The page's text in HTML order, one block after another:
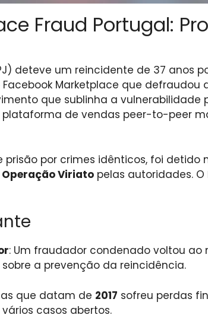
Fraud Portugal:
deteve um reincidente de 37 anos
Marketplace que defraudou
que sublinha a vulnerabilidade
de vendas peer-to-peer
prisão por crimes idênticos, foi detido
Operação Viriato pelas autoridades. O
: Um fraudador condenado voltou ao
a prevenção da reincidência.
que datam de 2017 sofreu perdas
casos abertos.